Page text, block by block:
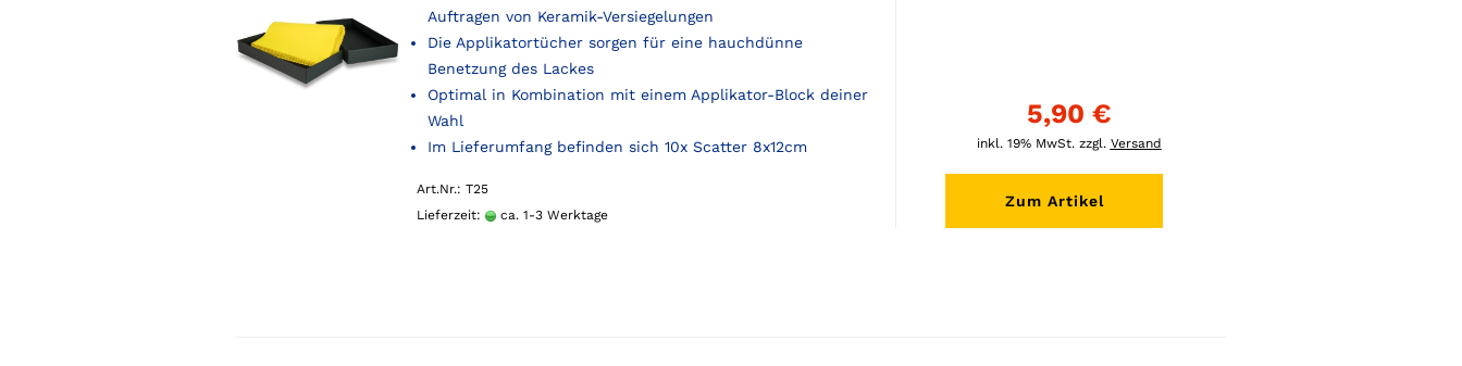
Auftragen von Keramik-Versiegelungen
Die Applikatortücher sorgen für eine hauchdünne
Benetzung des Lackes
Optimal in Kombination mit einem Applikator-Block deiner
Wahl
Im Lieferumfang befinden sich 10x Scatter 8x12cm
Art.Nr.: T25
Lieferzeit:
ca. 1-3 Werktage
5,90 €
inkl. 19% MwSt. zzgl. Versand
Zum Artikel